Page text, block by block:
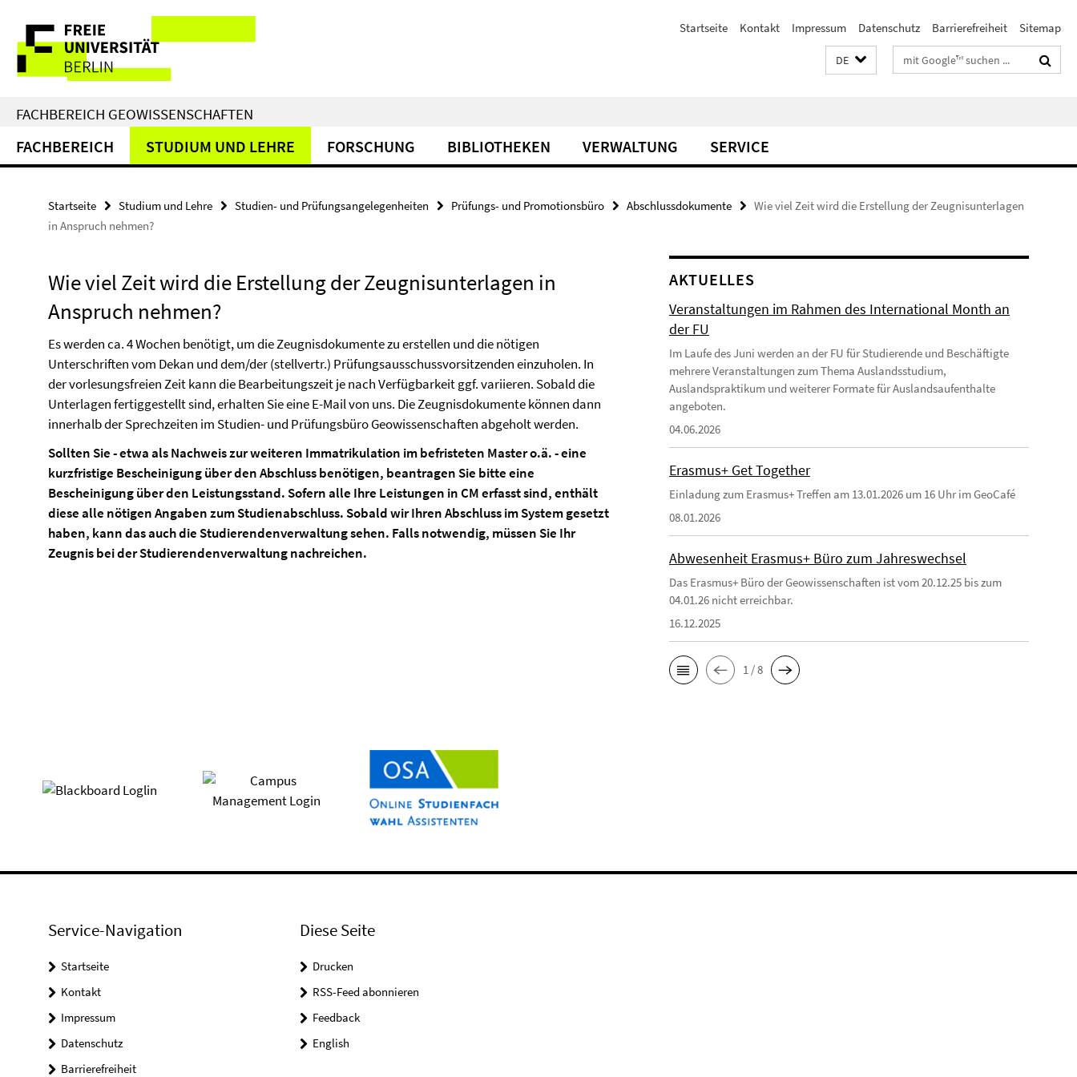
direkt
Inhalt
Service-
Navigation
Startseite Kontakt Impressum Datenschutz Barrierefreiheit Sitemap
DE Suchbegriffe
FACHBEREICH GEOWISSENSCHAFTEN
FACHBEREICH STUDIUM UND LEHRE FORSCHUNG BIBLIOTHEKEN VERWALTUNG SERVICE
Startseite Studium und Lehre Studien- und Prüfungsangelegenheiten Prüfungs- und Promotionsbüro Abschlussdokumente
Wie viel Zeit wird die Erstellung der Zeugnisunterlagen
in Anspruch nehmen?
Wie viel Zeit wird die Erstellung der Zeugnisunterlagen in
Anspruch nehmen?
Es werden ca. 4 Wochen benötigt, um die Zeugnisdokumente zu erstellen und die nötigen
Unterschriften vom Dekan und dem/der (stellvertr.) Prüfungsausschussvorsitzenden einzuholen. In
der vorlesungsfreien Zeit kann die Bearbeitungszeit je nach Verfügbarkeit ggf. variieren. Sobald die
Unterlagen fertiggestellt sind, erhalten Sie eine E-Mail von uns. Die Zeugnisdokumente können dann
innerhalb der Sprechzeiten im Studien- und Prüfungsbüro Geowissenschaften abgeholt werden.
Sollten Sie - etwa als Nachweis zur weiteren Immatrikulation im befristeten Master o.ä. - eine
kurzfristige Bescheinigung über den Abschluss benötigen, beantragen Sie bitte eine
Bescheinigung über den Leistungsstand. Sofern alle Ihre Leistungen in CM erfasst sind, enthält
diese alle nötigen Angaben zum Studienabschluss. Sobald wir Ihren Abschluss im System gesetzt
haben, kann das auch die Studierendenverwaltung sehen. Falls notwendig, müssen Sie Ihr
Zeugnis bei der Studierendenverwaltung nachreichen.
AKTUELLES
Veranstaltungen im Rahmen des International Month an
der FU
Im Laufe des Juni werden an der FU für Studierende und Beschäftigte
mehrere Veranstaltungen zum Thema Auslandsstudium,
Auslandspraktikum und weiterer Formate für Auslandsaufenthalte
angeboten.
04.06.2026
Erasmus+ Get Together
Einladung zum Erasmus+ Treffen am 13.01.2026 um 16 Uhr im GeoCafé
08.01.2026
Abwesenheit Erasmus+ Büro zum Jahreswechsel
Das Erasmus+ Büro der Geowissenschaften ist vom 20.12.25 bis zum
04.01.26 nicht erreichbar.
16.12.2025
1 / 8
Service-Navigation
Startseite
Kontakt
Impressum
Datenschutz
Barrierefreiheit
Diese Seite
Drucken
RSS-Feed abonnieren
Feedback
English